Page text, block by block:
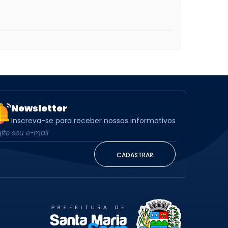
Newsletter
Inscreva-se para receber nossos informativos
CADASTRAR